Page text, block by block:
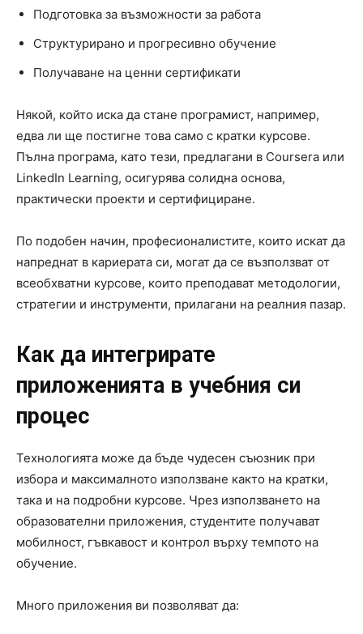
Подготовка за възможности за работа
Структурирано и прогресивно обучение
Получаване на ценни сертификати
Някой, който иска да стане програмист, например,
едва ли ще постигне това само с кратки курсове.
Пълна програма, като тези, предлагани в Coursera или
LinkedIn Learning, осигурява солидна основа,
практически проекти и сертифициране.
По подобен начин, професионалистите, които искат да
напреднат в кариерата си, могат да се възползват от
всеобхватни курсове, които преподават методологии,
стратегии и инструменти, прилагани на реалния пазар.
Как да интегрирате
приложенията в учебния си
процес
Технологията може да бъде чудесен съюзник при
избора и максималното използване както на кратки,
така и на подробни курсове. Чрез използването на
образователни приложения, студентите получават
мобилност, гъвкавост и контрол върху темпото на
обучение.
Много приложения ви позволяват да: